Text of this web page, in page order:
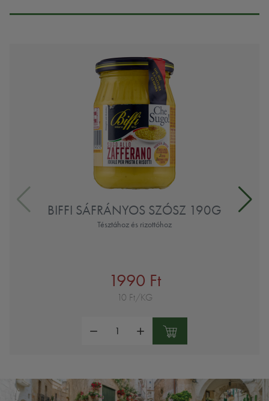
BIFFI SÁFRÁNYOS SZÓSZ 190G
Tésztához és rizottóhoz
1990 Ft
10 Ft/KG